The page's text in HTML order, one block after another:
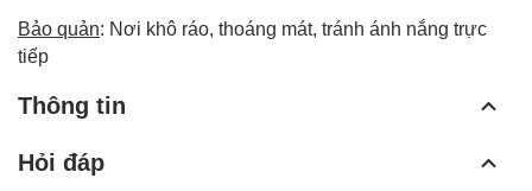
Bảo quản: Nơi khô ráo, thoáng mát, tránh ánh nắng trực
tiếp
Thông tin
Hỏi đáp